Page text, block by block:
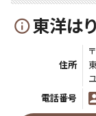
info_outline東洋は
住所
電話番号